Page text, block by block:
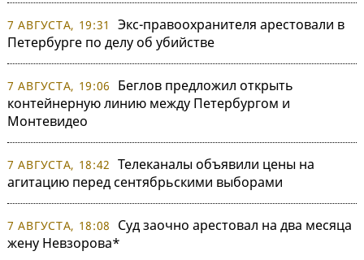
7 АВГУСТА, 19:31
Экс-правоохранителя арестовали в
Петербурге по делу об убийстве
7 АВГУСТА, 19:06
Беглов предложил открыть
контейнерную линию между Петербургом и
Монтевидео
7 АВГУСТА, 18:42 Телеканалы объявили цены на
агитацию перед сентябрьскими выборами
7 АВГУСТА, 18:08
Суд заочно арестовал на два месяца
жену Невзорова*